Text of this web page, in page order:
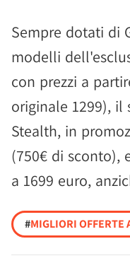
Sempre dotati di
modelli
con prezzi a
originale 1299), il
Stealth, in
(750€ di sconto),
a 1699 euro,
#MIGLIORI OFFERTE